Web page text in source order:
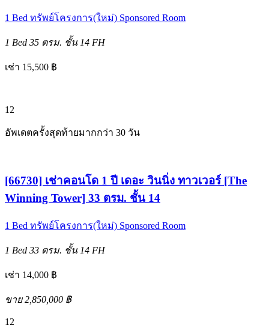
1 Bed ทรัพย์โครงการ(ใหม่) Sponsored Room
1 Bed 35 ตรม. ชั้น 14 FH
เช่า 15,500 ฿
12
อัพเดตครั้งสุดท้ายมากกว่า 30 วัน
[66730] เช่าคอนโด 1 ปี เดอะ วินนิ่ง ทาวเวอร์ [The
Winning Tower] 33 ตรม. ชั้น 14
1 Bed ทรัพย์โครงการ(ใหม่) Sponsored Room
1 Bed 33 ตรม. ชั้น 14 FH
เช่า 14,000 ฿
ขาย 2,850,000 ฿
12